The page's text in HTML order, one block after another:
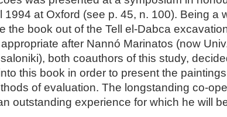
at Oxford (see p. 45, n. 100). Being a
the book out of the Tell el-Dabca
after Nannó Marinatos (now
both coauthors of this study,
this book in order to present the
of evaluation. The longstanding co-
outstanding experience for which he will